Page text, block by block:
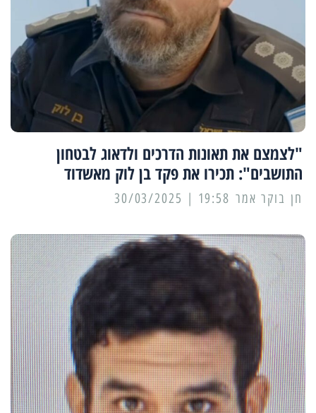
"לצמצם את תאונות הדרכים ולדאוג לבטחון
התושבים": תכירו את פקד בן לוק מאשדוד
19:58 | 30/03/2025